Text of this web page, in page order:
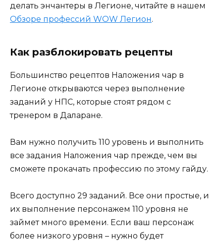
делать энчантеры в Легионе, читайте в нашем
Обзоре профессий WOW Легион.
Как разблокировать рецепты
Большинство рецептов Наложения чар в
Легионе открываются через выполнение
заданий у НПС, которые стоят рядом с
тренером в Даларане.
Вам нужно получить 110 уровень и выполнить
все задания Наложения чар прежде, чем вы
сможете прокачать профессию по этому гайду.
Всего доступно 29 заданий. Все они простые, и
их выполнение персонажем 110 уровня не
займет много времени. Если ваш персонаж
более низкого уровня – нужно будет